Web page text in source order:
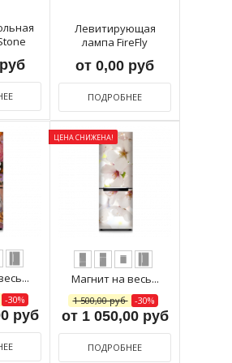
Левитирующая
лампа FireFly
от 0,00 руб
ПОДРОБНЕЕ
-30%
руб
ЦЕНА СНИЖЕНА!
Магнит на весь...
1 500,00 руб -30%
от 1 050,00 руб
ПОДРОБНЕЕ